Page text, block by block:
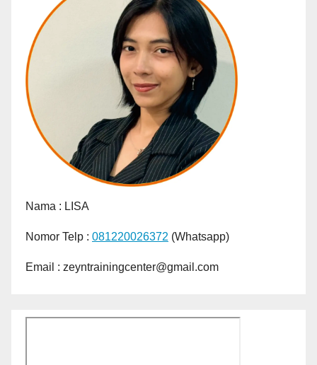
Nama : LISA
Nomor Telp : 081220026372 (Whatsapp)
Email : zeyntrainingcenter@gmail.com